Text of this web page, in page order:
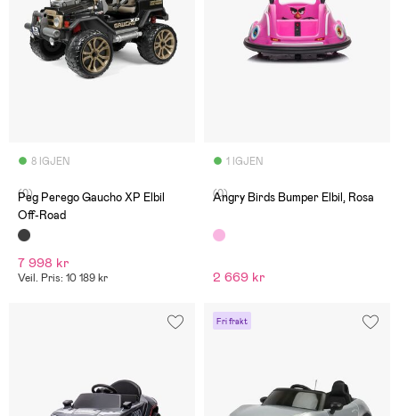
8 IGJEN
(0)
Peg Perego Gaucho XP Elbil
Off-Road
7 998 kr
Veil. Pris: 10 189 kr
1 IGJEN
(0)
Angry Birds Bumper Elbil, Rosa
2 669 kr
Fri frakt